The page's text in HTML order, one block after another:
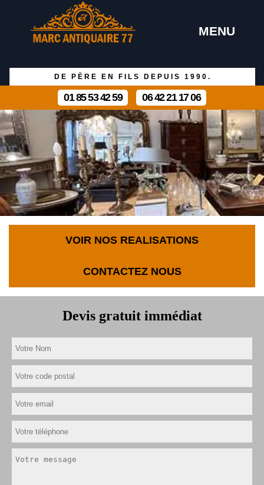
MENU
DE PÈRE EN FILS DEPUIS 1990.
01 85 53 42 59 06 42 21 17 06
VOIR NOS REALISATIONS
CONTACTEZ NOUS
Devis gratuit immédiat